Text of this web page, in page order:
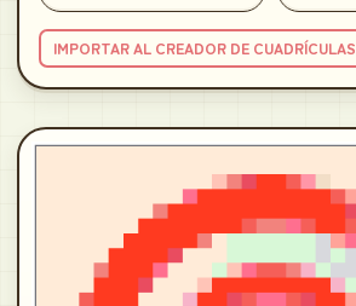
IMPORTAR AL CREADOR DE CUADRÍCULAS